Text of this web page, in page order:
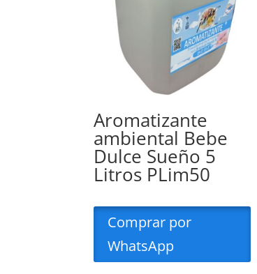
Aromatizante
ambiental Bebe
Dulce Sueño 5
Litros PLim50
Comprar por
WhatsApp